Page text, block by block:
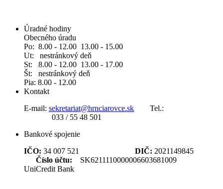
Úradné hodiny
Obecného úradu
Po: 8.00 - 12.00 13.00 - 15.00
Ut: nestránkový deň
St: 8.00 - 12.00 13.00 - 17.00
Št: nestránkový deň
Pia: 8.00 - 12.00
Kontakt
E-mail: sekretariat@hrnciarovce.sk Tel.:
033 / 55 48 501
Bankové spojenie
IČO: 34 007 521 DIČ: 2021149845
Číslo účtu: SK6211110000006603681009
UniCredit Bank